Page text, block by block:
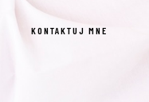
KONTAKTUJ MNE